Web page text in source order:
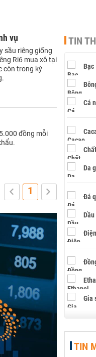
vụ
sầu riêng giống
Ri6 mua xô tại
còn trong kỳ
đồng mỗi
1
TIN
Bạc
Cá
Da
Đá
Dầu
Điện
Gia
Hạt
TIN